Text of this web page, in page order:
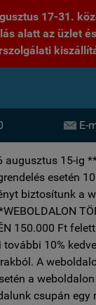
17-31.
alatt az üzlet
 E-
augusztus 15-ig
esetén
biztosítunk a
150.000 Ft
10%
A
a
csupán egy